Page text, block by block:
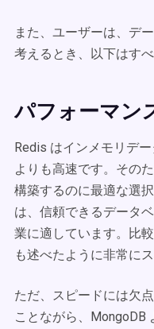
また、ユーザーは、デ
考えるとき、以下はす
パフォーマン
Redis はインメモリデ
よりも高速です。その
構築するのに最適な選
は、信頼できるデータ
業に適しています。比
も述べたように非常に
ただ、スピードには欠
ことながら、MongoDB